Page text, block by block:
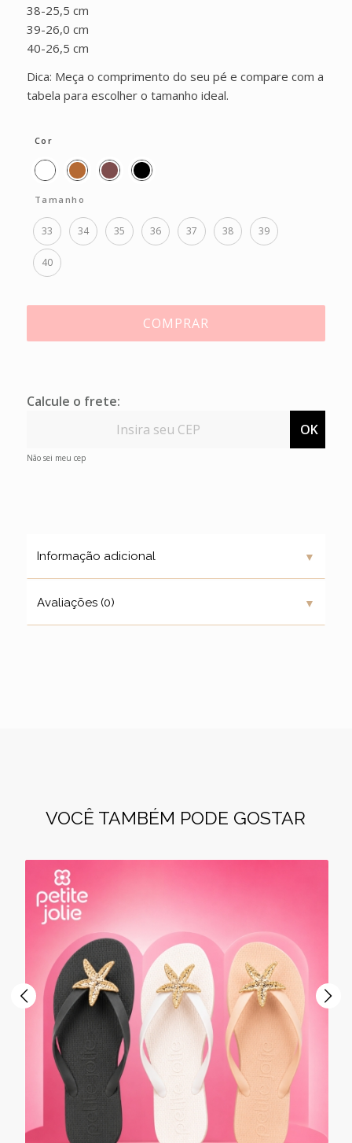
38-25,5 cm
39-26,0 cm
40-26,5 cm
Dica: Meça o comprimento do seu pé e compare com a
tabela para escolher o tamanho ideal.
Cor
Tamanho
33 34 35 36 37 38 39
40
COMPRAR
Calcule o frete:
OK
Não sei meu cep
Informação adicional ▼
Avaliações (0) ▼
VOCÊ TAMBÉM PODE GOSTAR